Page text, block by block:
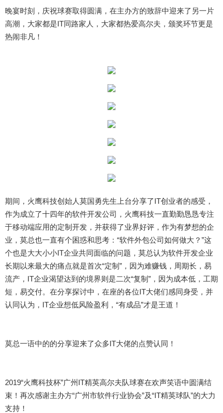
晚宴时刻，庆祝球赛取得圆满，在主办方的致辞中迎来了另一片
高潮，大家都是IT同路家人，大家都热爱高尔夫，颁奖环节更是
热闹非凡！
期间，火鹰科技创始人莫国勇先生上台分享了IT创业者的感受，
作为成立了十四年的软件开发公司，火鹰科技一直勤勤恳恳专注
于移动端应用的定制开发，并获得了业界好评，作为有梦想的企
业，莫总也一直有个困惑和思考：“软件外包公司如何做大？”这
个也是大大小小IT企业共同面临的问题，莫总认为软件开发企业
长期以来最大的痛点就是首次“定制”，因为难赚钱，周期长，易
流产，IT企业渴望达到的境界则是二次“复制”，因为成本低，工期
短，易交付。在分享探讨中，在座的各位IT大佬们感同身受，并
认同认为，IT企业想低风险盈利，“有成品”才是王道！
莫总一语中的的分享迎来了众多IT大佬的点赞认同！
2019“火鹰科技杯”广州IT精英高尔夫队球赛在欢声笑语中圆满结
束！再次感谢主办方“广州市软件行业协会”及“IT精英球队”的大力
支持！